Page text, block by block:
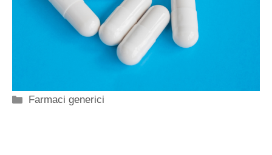
Categorie
Farmaci generici